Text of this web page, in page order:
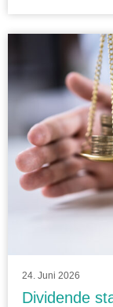
24. Juni 2026
Dividende